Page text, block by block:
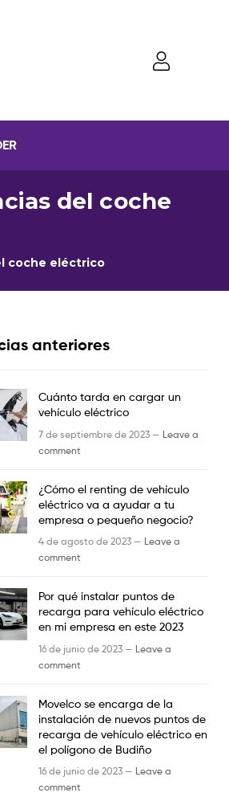
del coche
coche eléctrico
anteriores
Cuánto tarda en cargar un
vehículo eléctrico
7 de septiembre de 2023 — Leave a
comment
¿Cómo el renting de vehículo
eléctrico va a ayudar a tu
empresa o pequeño negocio?
4 de agosto de 2023 — Leave a
comment
Por qué instalar puntos de
recarga para vehículo eléctrico
en mi empresa en este 2023
16 de junio de 2023 — Leave a
comment
Movelco se encarga de la
instalación de nuevos puntos de
recarga de vehículo eléctrico en
el polígono de Budiño
16 de junio de 2023 — Leave a
comment